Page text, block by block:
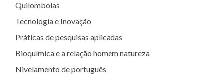
Quilombolas
Tecnologia e Inovação
Práticas de pesquisas aplicadas
Bioquímica e a relação homem natureza
Nivelamento de português